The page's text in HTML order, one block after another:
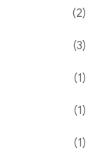
(2)
(3)
(1)
(1)
(1)